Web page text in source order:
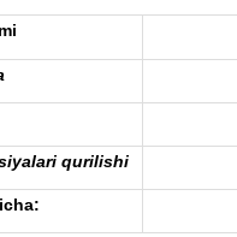
qurilishi